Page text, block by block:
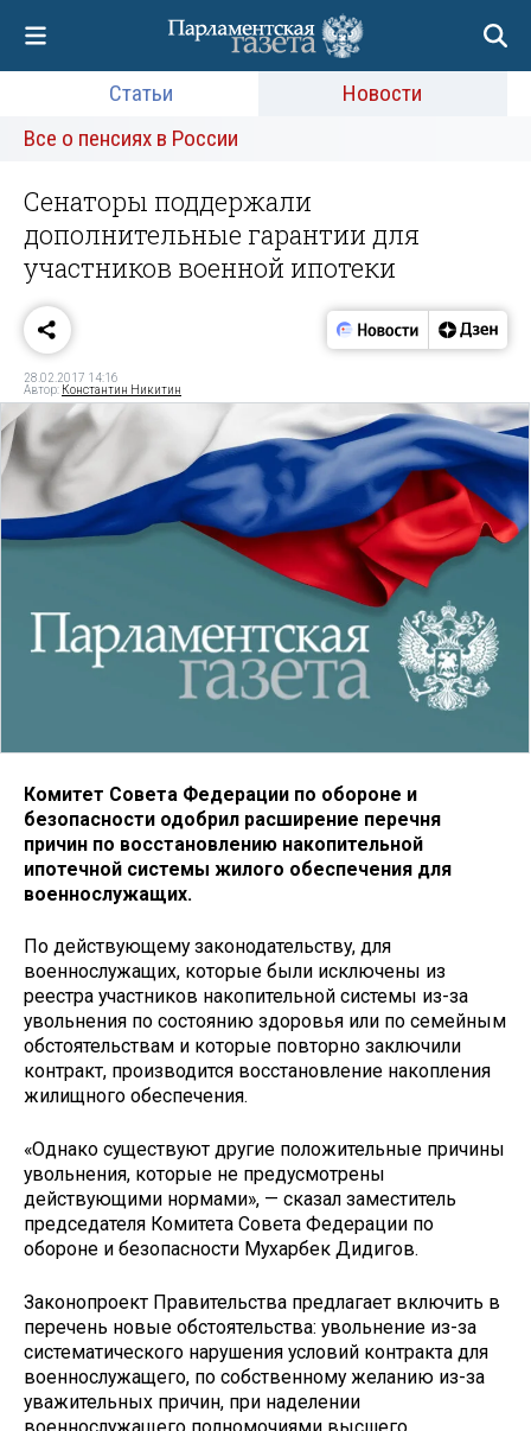
Статьи
Новости
Все о пенсиях в России
Сенаторы поддержали
дополнительные гарантии для
участников военной ипотеки
28.02.2017 14:16
Автор: Константин Никитин
Комитет Совета Федерации по обороне и
безопасности одобрил расширение перечня
причин по восстановлению накопительной
ипотечной системы жилого обеспечения для
военнослужащих.
По действующему законодательству, для
военнослужащих, которые были исключены из
реестра участников накопительной системы из-за
увольнения по состоянию здоровья или по семейным
обстоятельствам и которые повторно заключили
контракт, производится восстановление накопления
жилищного обеспечения.
«Однако существуют другие положительные причины
увольнения, которые не предусмотрены
действующими нормами», — сказал заместитель
председателя Комитета Совета Федерации по
обороне и безопасности Мухарбек Дидигов.
Законопроект Правительства предлагает включить в
перечень новые обстоятельства: увольнение из-за
систематического нарушения условий контракта для
военнослужащего, по собственному желанию из-за
уважительных причин, при наделении